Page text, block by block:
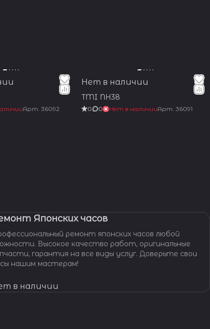
Арт. 36092
Нет в наличии
TMI NH38
0 0 Нет в наличииАрт. 36091
Японских часов
ремонт японских часов любой
Высокое качество работ, оригинальные
гарантия на все виды услуг. Доверьте свои
нашим мастерам!
в наличии